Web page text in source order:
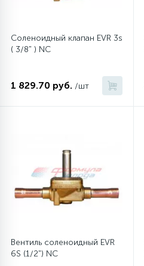
Сливные фильтры
Суппорты (ступицы)
Таходатчики
Соленоидный клапан EVR 3s
( 3/8" ) NC
1 829.70 руб. /шт
Вентиль соленоидный EVR
6S (1/2") NC